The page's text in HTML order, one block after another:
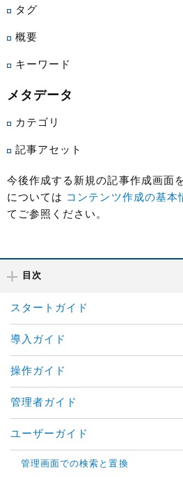
タグ
概要
キーワード
メタデータ
カテゴリ
記事アセット
今後作成する新規の記事作成画面
については コンテンツ作成の基本
てご参照ください。
目次
スタートガイド
導入ガイド
操作ガイド
管理者ガイド
ユーザーガイド
管理画面での検索と置換